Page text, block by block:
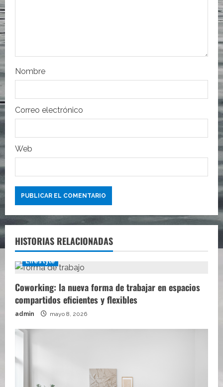
t
r
a
d
a
s
Nombre
Correo electrónico
Web
HISTORIAS RELACIONADAS
Lifestyle
Coworking: la nueva forma de trabajar en espacios
compartidos eficientes y flexibles
admin mayo 8, 2026